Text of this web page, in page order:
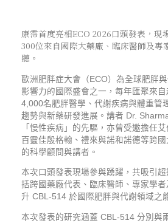
康霈首度亮相ECO 2026口頭發表，現
300位來自國際大藥廠、臨床醫師及專
聽。
歐洲肥胖症大會（ECO）為全球肥胖
影響力的國際盛會之一，每年匯聚來
4,000名肥胖醫學、代謝疾病與體重管
趨勢與新藥研發進展。講者 Dr.
「慢性疾病」的先驅，亦曾受邀擔任
百靈佳殷格翰、禮來與諾和諾德等跨
的科學顧問與講者。
本次口頭發表現場參與踴躍，共吸引
括跨國藥廠代表、臨床醫師、專家學
升 CBL-514 於國際肥胖與代謝領域之
本次發表的研究涵蓋 CBL-514 分別與